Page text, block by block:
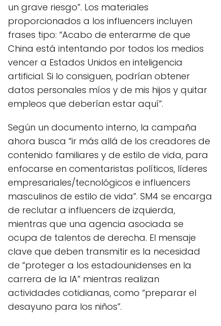
un grave riesgo”. Los materiales
proporcionados a los influencers incluyen
frases tipo: “Acabo de enterarme de que
China está intentando por todos los medios
vencer a Estados Unidos en inteligencia
artificial. Si lo consiguen, podrían obtener
datos personales míos y de mis hijos y quitar
empleos que deberían estar aquí”.
Según un documento interno, la campaña
ahora busca “ir más allá de los creadores de
contenido familiares y de estilo de vida, para
enfocarse en comentaristas políticos, líderes
empresariales/tecnológicos e influencers
masculinos de estilo de vida”. SM4 se encarga
de reclutar a influencers de izquierda,
mientras que una agencia asociada se
ocupa de talentos de derecha. El mensaje
clave que deben transmitir es la necesidad
de “proteger a los estadounidenses en la
carrera de la IA” mientras realizan
actividades cotidianas, como “preparar el
desayuno para los niños”.